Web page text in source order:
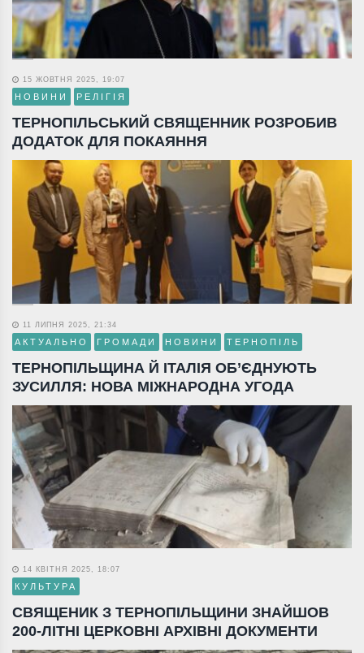
15 ЖОВТНЯ 2025, 19:07
НОВИНИ РЕЛІГІЯ
ТЕРНОПІЛЬСЬКИЙ СВЯЩЕННИК РОЗРОБИВ
ДОДАТОК ДЛЯ ПОКАЯННЯ
11 ЛИПНЯ 2025, 21:34
АКТУАЛЬНО ГРОМАДИ НОВИНИ ТЕРНОПІЛЬ
ТЕРНОПІЛЬЩИНА Й ІТАЛІЯ ОБ’ЄДНУЮТЬ
ЗУСИЛЛЯ: НОВА МІЖНАРОДНА УГОДА
14 КВІТНЯ 2025, 18:07
КУЛЬТУРА
СВЯЩЕНИК З ТЕРНОПІЛЬЩИНИ ЗНАЙШОВ
200-ЛІТНІ ЦЕРКОВНІ АРХІВНІ ДОКУМЕНТИ